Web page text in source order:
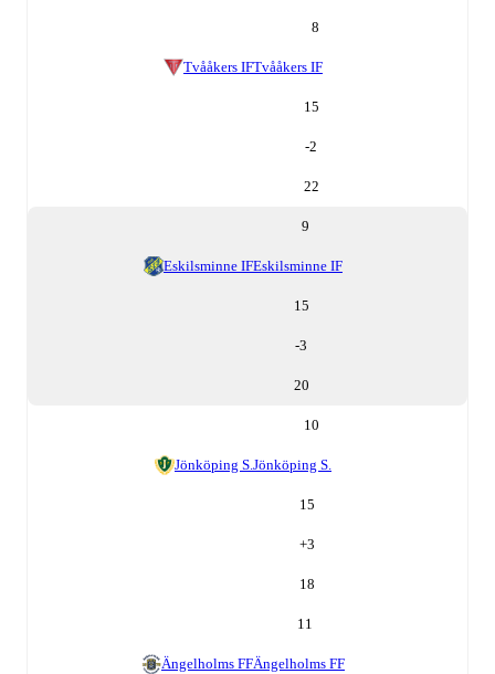
8
Tvååkers IFTvååkers IF
15
-2
22
9
Eskilsminne IFEskilsminne IF
15
-3
20
10
Jönköping S.Jönköping S.
15
+3
18
11
Ängelholms FFÄngelholms FF